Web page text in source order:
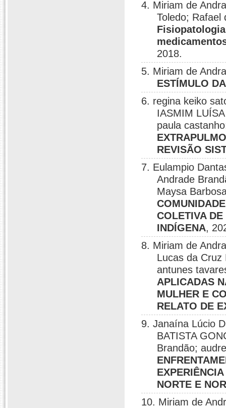
4. Miriam de
Toledo; Rafael
2018.
5. Miriam de
ESTÍMULO
6. regina keiko
IASMIM
paula
REVISÃO
7. Eulampio
Andrade
Maysa
COLETIVA
INDÍGENA,
8. Miriam de
Lucas da Cruz
antunes
APLICADAS
MULHER E
RELATO DE
9. Janaína Lúcio
BATISTA
Brandão;
NORTE E
10. Miriam de